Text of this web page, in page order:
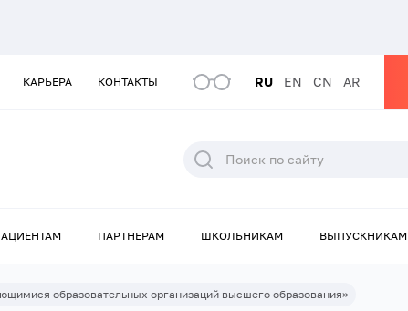
КАРЬЕРА КОНТАКТЫ RU EN CN AR
ПАРТНЕРАМ ШКОЛЬНИКАМ ВЫПУСКНИКАМ
образовательных организаций высшего образования»